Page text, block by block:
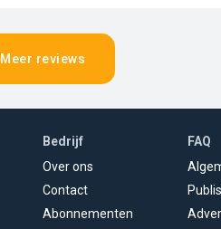
Meer reviews
Bedrijf
Over ons
Contact
Abonnementen
FAQ